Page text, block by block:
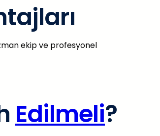
ekip ve profesyonel
Edilmeli?